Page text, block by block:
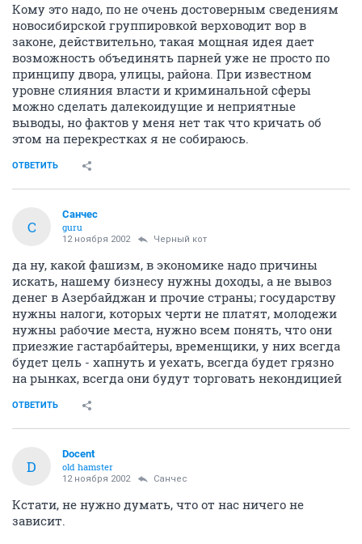
Кому это надо, по не очень достоверным сведениям
новосибирской группировкой верховодит вор в
законе, действительно, такая мощная идея дает
возможность объединять парней уже не просто по
принципу двора, улицы, района. При известном
уровне слияния власти и криминальной сферы
можно сделать далекоидущие и неприятные
выводы, но фактов у меня нет так что кричать об
этом на перекрестках я не собираюсь.
ОТВЕТИТЬ
С
Санчес
guru
12 ноября 2002 Черный кот
да ну, какой фашизм, в экономике надо причины
искать, нашему бизнесу нужны доходы, а не вывоз
денег в Азербайджан и прочие страны; государству
нужны налоги, которых черти не платят, молодежи
нужны рабочие места, нужно всем понять, что они
приезжие гастарбайтеры, временщики, у них всегда
будет цель - хапнуть и уехать, всегда будет грязно
на рынках, всегда они будут торговать некондицией
ОТВЕТИТЬ
D
Docent
old hamster
12 ноября 2002 Санчес
Кстати, не нужно думать, что от нас ничего не
зависит.